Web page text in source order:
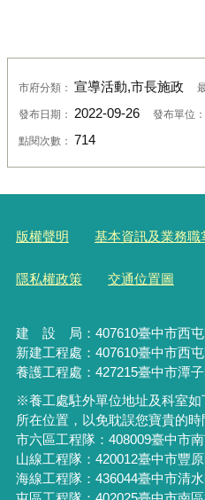
市府分類： 宣導活動,市長施政
發布日期： 2022-09-26 發布單位：
點閱次數： 714
版權聲明 基本資訊及業務職
隱私權政策 交通位置圖
建 設 局： 407610臺中市西
新建工程處：407610臺中市西
養護工程處：427215臺中市潭
※養工處駐外單位地址及科室
所在位置，以免耽誤您寶貴的時
市六區工程隊：408009臺中市
山線工程隊：420012臺中市豐
海線工程隊：436044臺中市清